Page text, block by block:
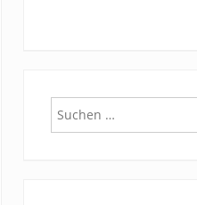
Suchen
nach: